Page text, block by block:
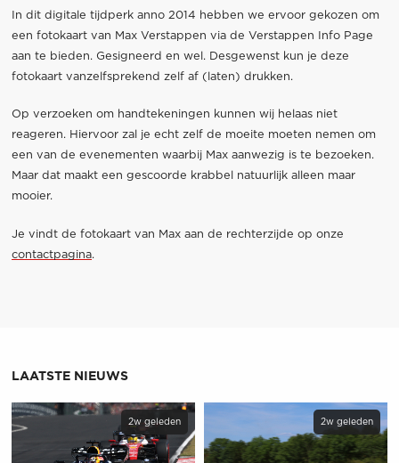
In dit digitale tijdperk anno 2014 hebben we ervoor gekozen om
een fotokaart van Max Verstappen via de Verstappen Info Page
aan te bieden. Gesigneerd en wel. Desgewenst kun je deze
fotokaart vanzelfsprekend zelf af (laten) drukken.
Op verzoeken om handtekeningen kunnen wij helaas niet
reageren. Hiervoor zal je echt zelf de moeite moeten nemen om
een van de evenementen waarbij Max aanwezig is te bezoeken.
Maar dat maakt een gescoorde krabbel natuurlijk alleen maar
mooier.
Je vindt de fotokaart van Max aan de rechterzijde op onze
contactpagina.
LAATSTE NIEUWS
2w geleden 2w geleden